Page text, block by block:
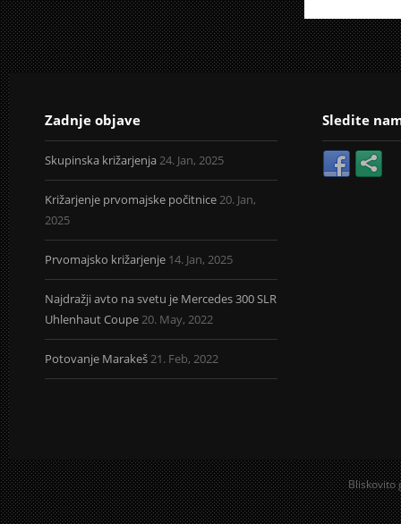
Zadnje objave
Skupinska križarjenja24. Jan, 2025
Križarjenje prvomajske počitnice20. Jan,
2025
Prvomajsko križarjenje 14. Jan, 2025
Najdražji avto na svetu je Mercedes 300 SLR
Uhlenhaut Coupe20. May, 2022
Potovanje Marakeš21. Feb, 2022
Sledite
Bliskovito